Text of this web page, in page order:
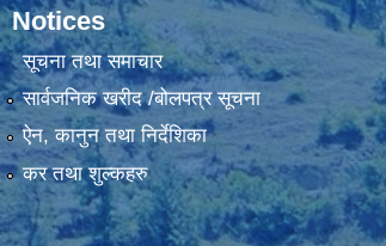
Notices
सूचना तथा समाचार
सार्वजनिक खरीद /बोलपत्र सूचना
ऐन, कानुन तथा निर्देशिका
कर तथा शुल्कहरु